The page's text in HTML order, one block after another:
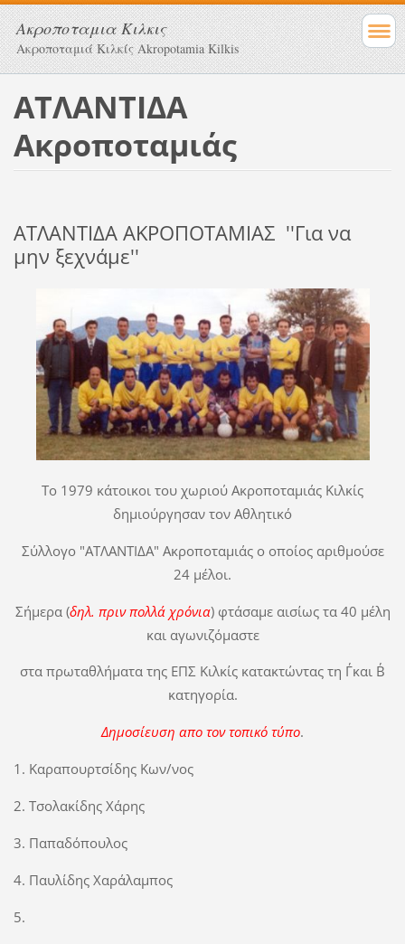
Ακροποταμια Κιλκις
Ακροποταμιά Κιλκίς Akropotamia Kilkis
ΑΤΛΑΝΤΙΔΑ
Ακροποταμιάς
ΑΤΛΑΝΤΙΔΑ ΑΚΡΟΠΟΤΑΜΙΑΣ ''Για να
μην ξεχνάμε''
Το 1979 κάτοικοι του χωριού Ακροποταμιάς Κιλκίς
δημιούργησαν τον Αθλητικό
Σύλλογο "ΑΤΛΑΝΤΙΔΑ" Ακροποταμιάς ο οποίος αριθμούσε
24 μέλοι.
Σήμερα (δηλ. πρινπολλά χρόνια) φτάσαμε αισίως τα 40 μέλη
και αγωνιζόμαστε
στα πρωταθλήματα της ΕΠΣ Κιλκίς κατακτώντας τη Γ΄και Β΄
κατηγορία.
Δημοσίευση απο τον τοπικό τύπο.
1. Καραπουρτσίδης Κων/νος
2. Τσολακίδης Χάρης
3. Παπαδόπουλος
4. Παυλίδης Χαράλαμπος
5.